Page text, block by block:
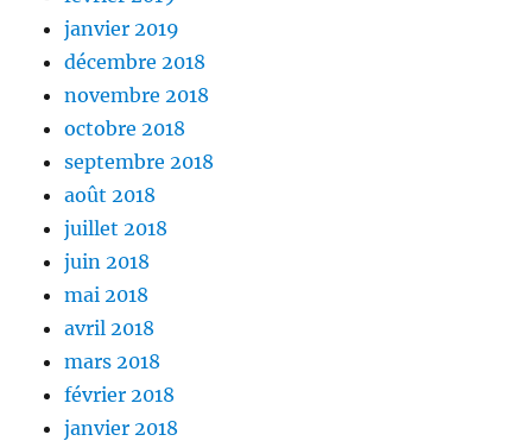
janvier 2019
décembre 2018
novembre 2018
octobre 2018
septembre 2018
août 2018
juillet 2018
juin 2018
mai 2018
avril 2018
mars 2018
février 2018
janvier 2018